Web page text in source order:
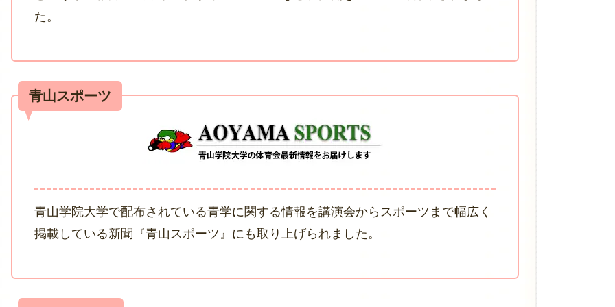
た。
青山学院大学で配布されている青学に関する情報を講演会からスポーツまで幅広く
掲載している新聞『青山スポーツ』にも取り上げられました。